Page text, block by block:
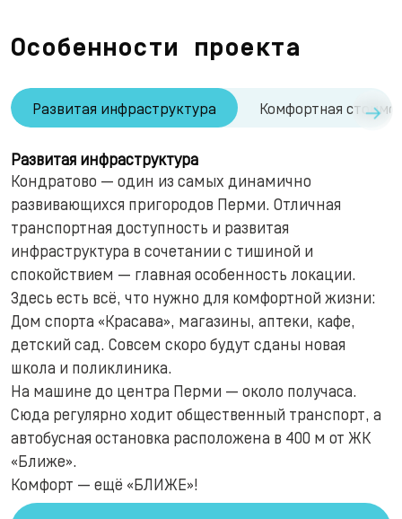
Особенности проекта
Развитая инфраструктура Комфортная →
Развитая инфраструктура
Кондратово — один из самых динамично
развивающихся пригородов Перми. Отличная
транспортная доступность и развитая
инфраструктура в сочетании с тишиной и
спокойствием — главная особенность локации.
Здесь есть всё, что нужно для комфортной жизни:
Дом спорта «Красава», магазины, аптеки, кафе,
детский сад. Совсем скоро будут сданы новая
школа и поликлиника.
На машине до центра Перми — около получаса.
Сюда регулярно ходит общественный транспорт, а
автобусная остановка расположена в 400 м от ЖК
«Ближе».
Комфорт — ещё «БЛИЖЕ»!